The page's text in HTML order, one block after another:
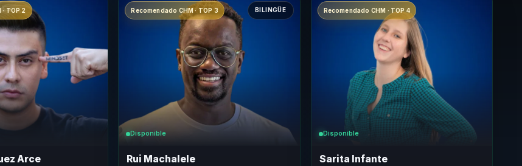
TOP 2
Arce
Recomendado CHM · TOP 3 BILINGÜE
Disponible
Rui Machalele
Recomendado CHM · TOP 4
Disponible
Sarita Infante